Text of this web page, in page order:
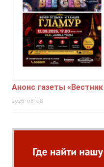
Анонс газеты
2026-08-06